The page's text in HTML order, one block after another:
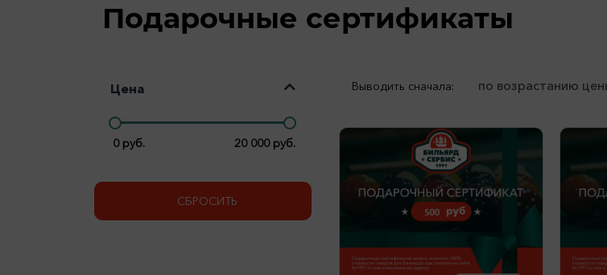
Подарочные сертификаты
Цена
0руб. 20 000руб.
СБРОСИТЬ
Выводить сначала: